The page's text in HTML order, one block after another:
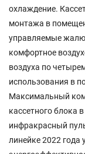
охлаждение.
монтажа в
управляемые
комфортное
воздуха по
использования в
Максимальный
кассетного блока
инфракрасный
линейке 2022 года